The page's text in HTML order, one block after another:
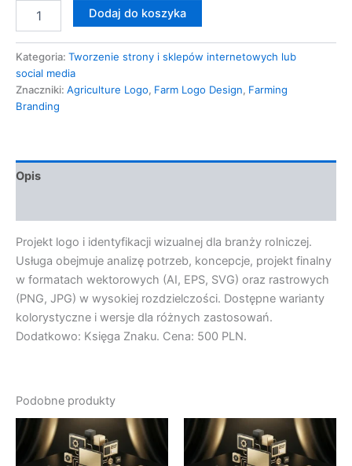
Dodaj do koszyka
Kategoria: Tworzenie strony i sklepów internetowych lub
social media
Znaczniki: Agriculture Logo, Farm Logo Design, Farming
Branding
Opis
Projekt logo i identyfikacji wizualnej dla branży rolniczej.
Usługa obejmuje analizę potrzeb, koncepcje, projekt finalny
w formatach wektorowych (AI, EPS, SVG) oraz rastrowych
(PNG, JPG) w wysokiej rozdzielczości. Dostępne warianty
kolorystyczne i wersje dla różnych zastosowań.
Dodatkowo: Księga Znaku. Cena: 500 PLN.
Podobne produkty